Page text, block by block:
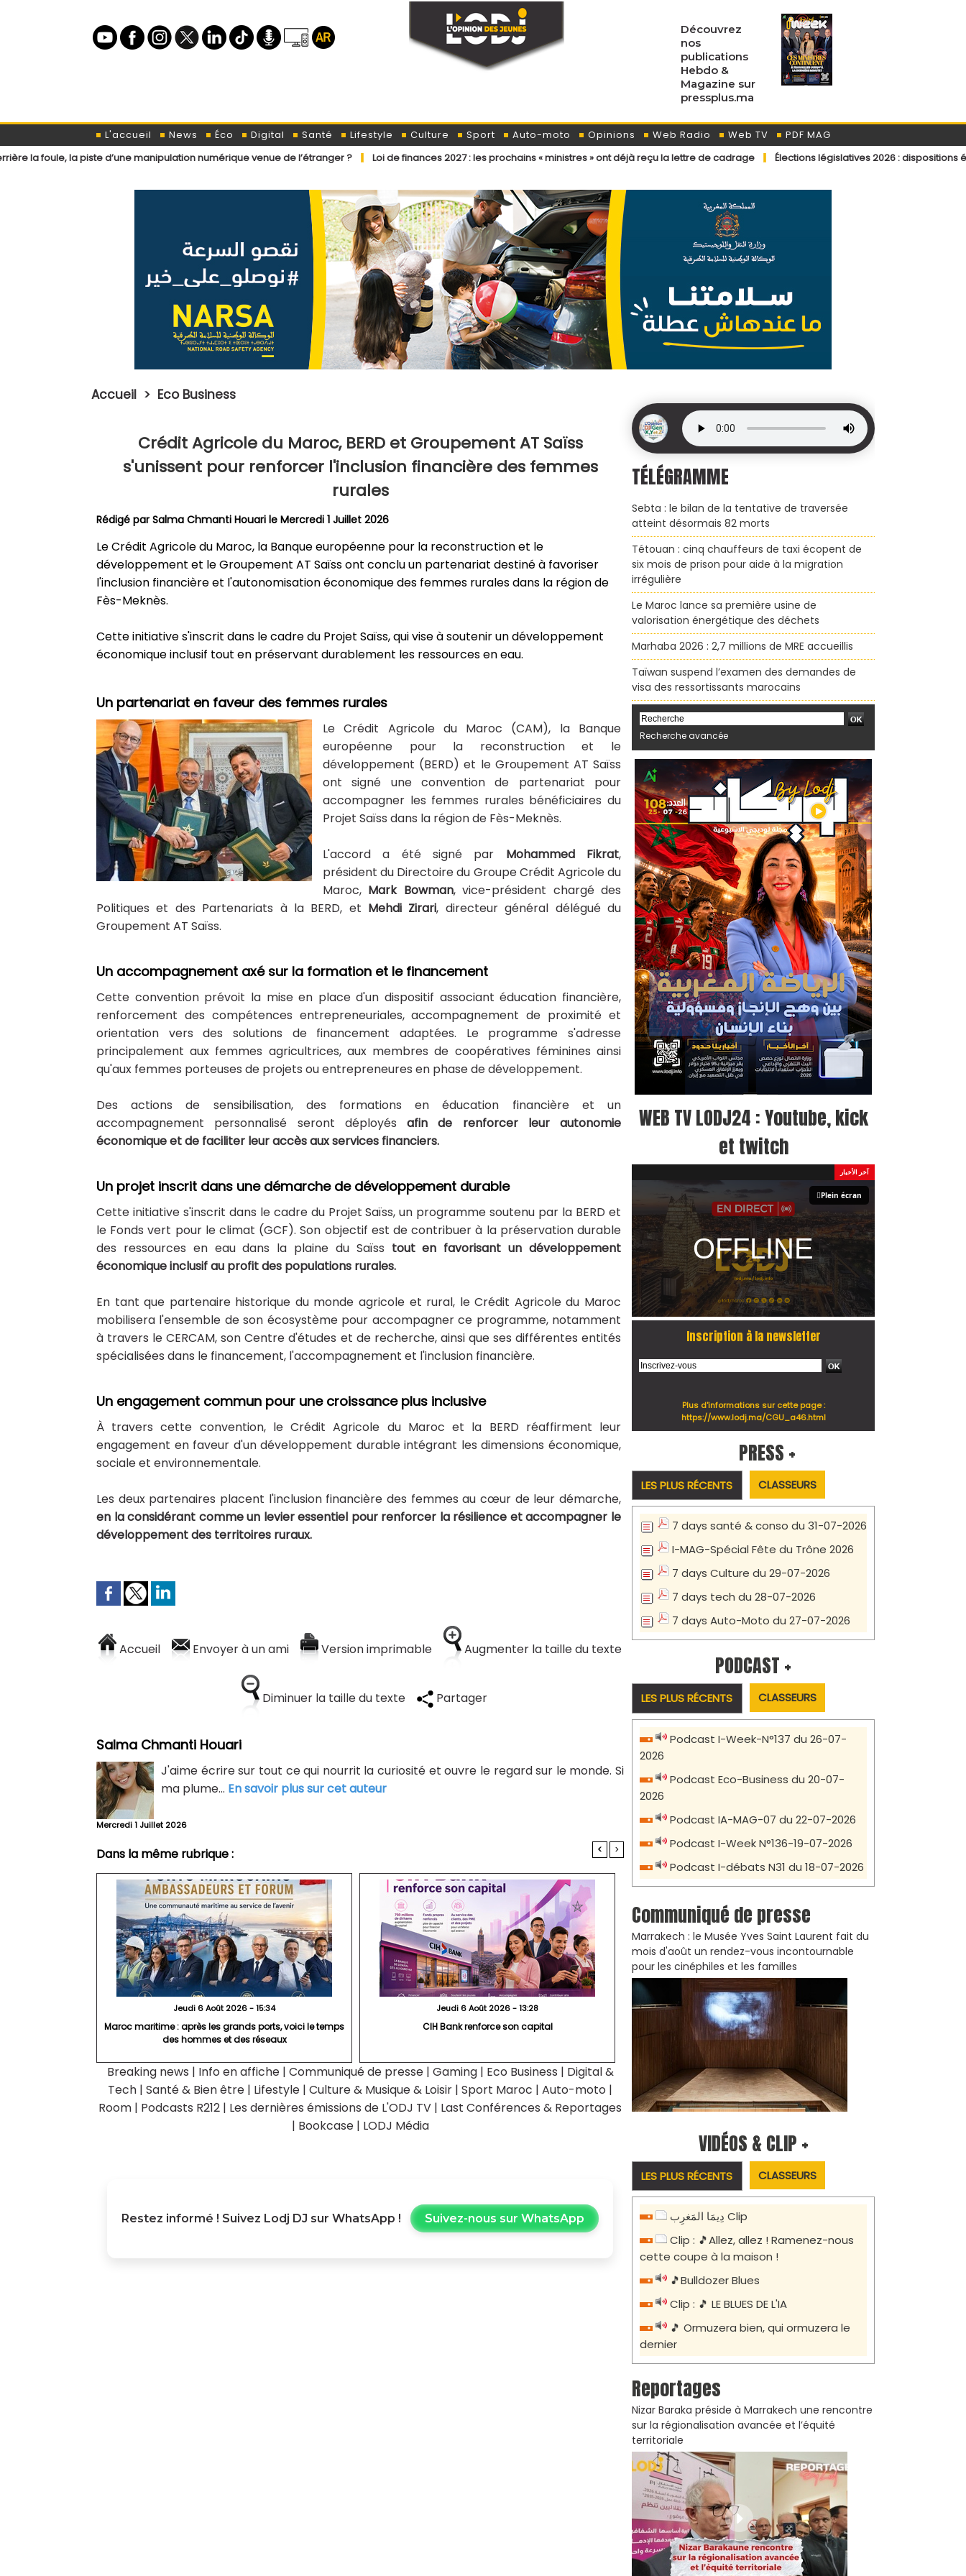
Découvrez
nos
publications
Hebdo &
Magazine sur
pressplus.ma
L'accueil News Éco Digital Santé Lifestyle Culture Sport Auto-moto Opinions Web Radio Web TV
PDF MAG
d’une manipulation numérique venue de l’étranger ?
Loi de finances 2027 : les prochains « ministres » ont déjà reçu la lettre de cadrage Élections législatives 2026 : dispositions éditoriales
Accueil > Eco Business
Crédit Agricole du Maroc, BERD et Groupement AT Saïss
s'unissent pour renforcer l'inclusion financière des femmes
rurales
Rédigé parSalma Chmanti Houari le Mercredi 1 Juillet 2026
Le Crédit Agricole du Maroc, la Banque européenne pour la reconstruction et le
développement et le Groupement AT Saïss ont conclu un partenariat destiné à favoriser
l'inclusion financière et l'autonomisation économique des femmes rurales dans la région de
Fès-Meknès.
Cette initiative s'inscrit dans le cadre du Projet Saïss, qui vise à soutenir un développement
économique inclusif tout en préservant durablement les ressources en eau.
Un partenariat en faveur des femmes rurales
Le Crédit Agricole du Maroc (CAM), la Banque
européenne pour la reconstruction et le
développement (BERD) et le Groupement AT Saïss
ont signé une convention de partenariat pour
accompagner les femmes rurales bénéficiaires du
Projet Saïss dans la région de Fès-Meknès.
L'accord a été signé par Mohammed Fikrat,
président du Directoire du Groupe Crédit Agricole du
Maroc, Mark Bowman, vice-président chargé des
Politiques et des Partenariats à la BERD, et Mehdi Zirari, directeur général délégué du
Groupement AT Saïss.
Un accompagnement axé sur la formation et le financement
Cette convention prévoit la mise en place d'un dispositif associant éducation financière,
renforcement des compétences entrepreneuriales, accompagnement de proximité et
orientation vers des solutions de financement adaptées. Le programme s'adresse
principalement aux femmes agricultrices, aux membres de coopératives féminines ainsi
qu'aux femmes porteuses de projets ou entrepreneures en phase de développement.
Des actions de sensibilisation, des formations en éducation financière et un
accompagnement personnalisé seront déployés afin de renforcer leur autonomie
économique et de faciliter leur accès aux services financiers.
Un projet inscrit dans une démarche de développement durable
Cette initiative s'inscrit dans le cadre du Projet Saïss, un programme soutenu par la BERD et
le Fonds vert pour le climat (GCF). Son objectif est de contribuer à la préservation durable
des ressources en eau dans la plaine du Saïss tout en favorisant un développement
économique inclusif au profit des populations rurales.
En tant que partenaire historique du monde agricole et rural, le Crédit Agricole du Maroc
mobilisera l'ensemble de son écosystème pour accompagner ce programme, notamment
à travers le CERCAM, son Centre d'études et de recherche, ainsi que ses différentes entités
spécialisées dans le financement, l'accompagnement et l'inclusion financière.
Un engagement commun pour une croissance plus inclusive
À travers cette convention, le Crédit Agricole du Maroc et la BERD réaffirment leur
engagement en faveur d'un développement durable intégrant les dimensions économique,
sociale et environnementale.
Les deux partenaires placent l'inclusion financière des femmes au cœur de leur démarche,
en la considérant comme un levier essentiel pour renforcer la résilience et accompagner le
développement des territoires ruraux.
Accueil Envoyer à un ami Version imprimable Augmenter la taille du texte
Diminuer la taille du texte Partager
Salma Chmanti Houari
J'aime écrire sur tout ce qui nourrit la curiosité et ouvre le regard sur le monde. Si
ma plume... En savoir plus sur cet auteur
Mercredi 1 Juillet 2026
Dans la même rubrique : < >
Jeudi 6 Août 2026 - 15:34
Maroc maritime : après les grands ports, voici le temps
des hommes et des réseaux
Jeudi 6 Août 2026 - 13:28
CIH Bank renforce son capital
Breaking news | Info en affiche | Communiqué de presse | Gaming | Eco Business | Digital &
Tech | Santé & Bien être | Lifestyle | Culture & Musique & Loisir | Sport Maroc | Auto-moto |
Room | Podcasts R212 | Les dernières émissions de L'ODJ TV | Last Conférences & Reportages
| Bookcase | LODJ Média
Restez informé ! Suivez Lodj DJ sur WhatsApp ! Suivez-nous sur WhatsApp
TÉLÉGRAMME
Sebta : le bilan de la tentative de traversée
atteint désormais 82 morts
Tétouan : cinq chauffeurs de taxi écopent de
six mois de prison pour aide à la migration
irrégulière
Le Maroc lance sa première usine de
valorisation énergétique des déchets
Marhaba 2026 : 2,7 millions de MRE accueillis
Taïwan suspend l’examen des demandes de
visa des ressortissants marocains
Recherche avancée
WEB TV LODJ24 : Youtube, kick
et twitch
آخر الأخبار
Plein écran
Inscription à la newsletter
Plus d'informations sur cette page :
https://www.lodj.ma/CGU_a46.html
PRESS +
LES PLUS RÉCENTS CLASSEURS
7 days santé & conso du 31-07-2026
I-MAG-Spécial Fête du Trône 2026
7 days Culture du 29-07-2026
7 days tech du 28-07-2026
7 days Auto-Moto du 27-07-2026
PODCAST +
LES PLUS RÉCENTS CLASSEURS
Podcast I-Week-N°137 du 26-07-
2026
Podcast Eco-Business du 20-07-
2026
Podcast IA-MAG-07 du 22-07-2026
Podcast I-Week N°136-19-07-2026
Podcast I-débats N31 du 18-07-2026
Communiqué de presse
Marrakech : le Musée Yves Saint Laurent fait du
mois d'août un rendez-vous incontournable
pour les cinéphiles et les familles
VIDÉOS & CLIP +
LES PLUS RÉCENTS CLASSEURS
دِيمَا المَغرِب Clip
Clip : 🎵Allez, allez ! Ramenez-nous
cette coupe à la maison !
🎵Bulldozer Blues
Clip : 🎵 LE BLUES DE L'IA
🎵 Ormuzera bien, qui ormuzera le
dernier
Reportages
Nizar Baraka préside à Marrakech une rencontre
sur la régionalisation avancée et l’équité
territoriale